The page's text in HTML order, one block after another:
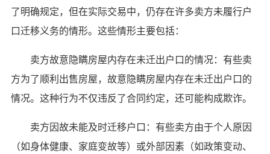
了明确规定，但在实际交易中，仍存在许多卖方未履行户
口迁移义务的情形。这些情形主要包括：
卖方故意隐瞒房屋内存在未迁出户口的情况：有些卖
方为了顺利出售房屋，故意隐瞒房屋内存在未迁出户口的
情况。这种行为不仅违反了合同约定，还可能构成欺诈。
卖方因故未能及时迁移户口：有些卖方由于个人原因
（如身体健康、家庭变故等）或外部因素（如政策变动、